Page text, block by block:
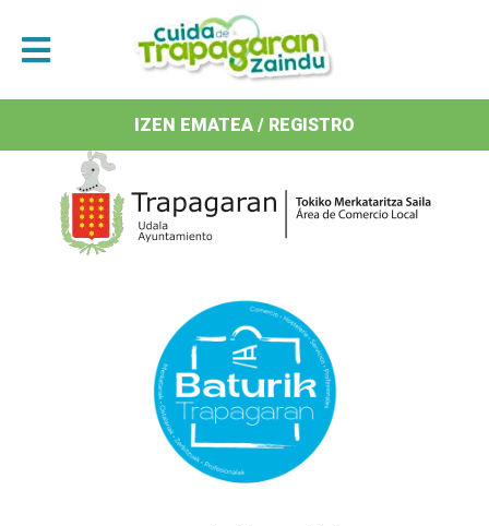
Antolatzaileak / Organizan
IZEN EMATEA / REGISTRO